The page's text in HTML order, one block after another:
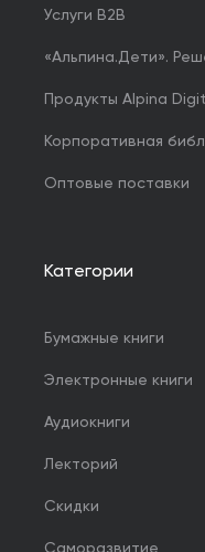
Услуги B2B
«Альпина.Дети».
Продукты Alpina
Корпоративная
Оптовые поставки
Категории
Бумажные книги
Электронные книги
Аудиокниги
Лекторий
Скидки